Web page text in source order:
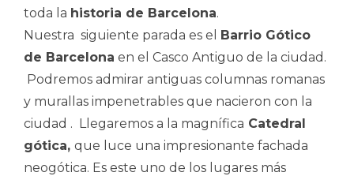
toda la historia de Barcelona.
Nuestra siguiente parada es el Barrio Gótico
de Barcelona en el Casco Antiguo de la ciudad.
Podremos admirar antiguas columnas romanas
y murallas impenetrables que nacieron con la
ciudad . Llegaremos a la magnífica Catedral
gótica, que luce una impresionante fachada
neogótica. Es este uno de los lugares más